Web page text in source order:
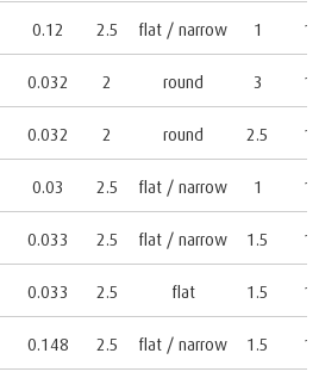
0.12 2.5 flat / narrow 1
0.032 2 round 3
0.032 2 round 2.5
0.03 2.5 flat / narrow 1
0.033 2.5 flat / narrow 1.5
0.033 2.5 flat 1.5
0.148 2.5 flat / narrow 1.5